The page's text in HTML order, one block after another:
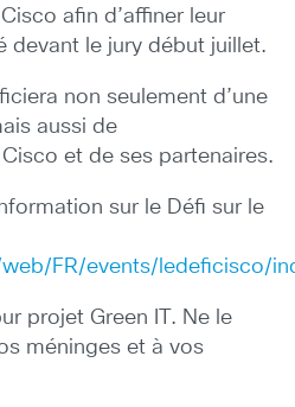
afin d’affiner leur
devant le jury début juillet.
non seulement d’une
aussi de
et de ses partenaires.
sur le Défi sur le
FR/events/ledeficisco/
projet Green IT. Ne le
méninges et à vos